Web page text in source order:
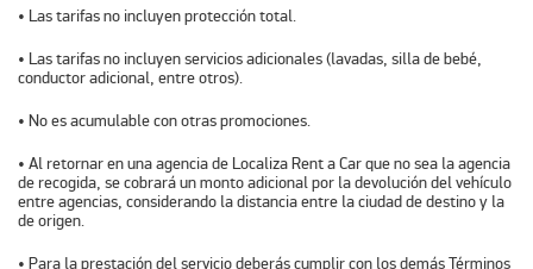
• Las tarifas no incluyen protección total.
• Las tarifas no incluyen servicios adicionales (lavadas, silla de bebé,
conductor adicional, entre otros).
• No es acumulable con otras promociones.
• Al retornar en una agencia de Localiza Rent a Car que no sea la agencia
de recogida, se cobrará un monto adicional por la devolución del vehículo
entre agencias, considerando la distancia entre la ciudad de destino y la
de origen.
• Para la prestación del servicio deberás cumplir con los demás Términos